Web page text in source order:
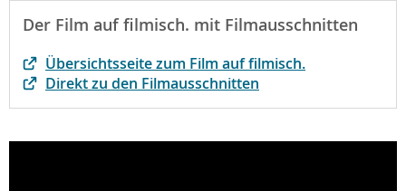
Der Film auf filmisch. mit Filmausschnitten
Übersichtsseite zum Film auf filmisch.
Direkt zu den Filmausschnitten